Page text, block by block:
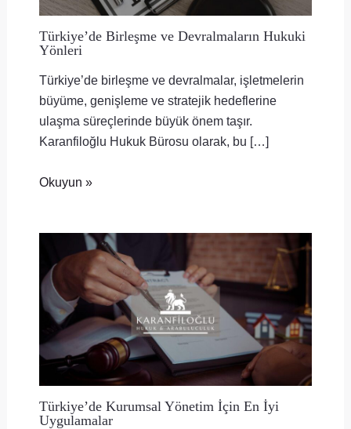
Türkiye’de Birleşme ve Devralmaların Hukuki
Yönleri
Türkiye’de birleşme ve devralmalar, işletmelerin
büyüme, genişleme ve stratejik hedeflerine
ulaşma süreçlerinde büyük önem taşır.
Karanfiloğlu Hukuk Bürosu olarak, bu […]
Okuyun »
Türkiye’de Kurumsal Yönetim İçin En İyi
Uygulamalar